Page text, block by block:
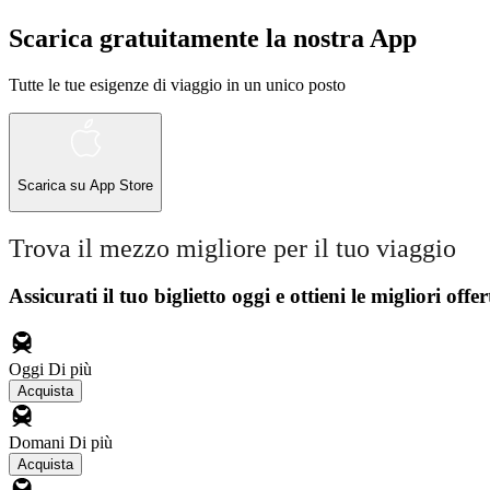
Scarica gratuitamente la nostra App
Tutte le tue esigenze di viaggio in un unico posto
Scarica su App Store
Trova il mezzo migliore per il tuo viaggio
Assicurati il ​​tuo biglietto oggi e ottieni le migliori
Oggi Di più
Acquista
Domani Di più
Acquista